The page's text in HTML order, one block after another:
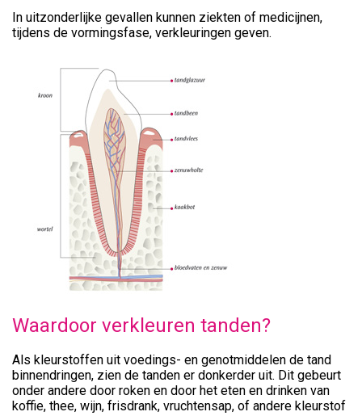
In uitzonderlijke gevallen kunnen ziekten of medicijnen,
tijdens de vormingsfase, verkleuringen geven.
Waardoor verkleuren tanden?
Als kleurstoffen uit voedings- en genotmiddelen de tand
binnendringen, zien de tanden er donkerder uit. Dit gebeurt
onder andere door roken en door het eten en drinken van
koffie, thee, wijn, frisdrank, vruchtensap, of andere kleurstof